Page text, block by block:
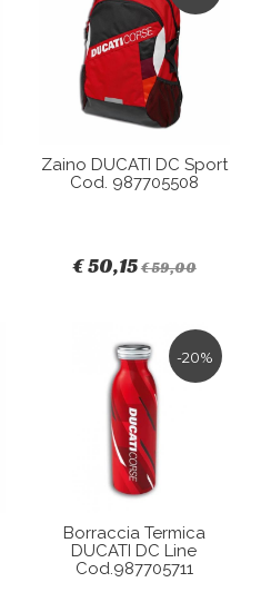
Zaino DUCATI DC Sport
Cod. 987705508
€ 50,15€ 59,00
-20%
Borraccia Termica
DUCATI DC Line
Cod.987705711